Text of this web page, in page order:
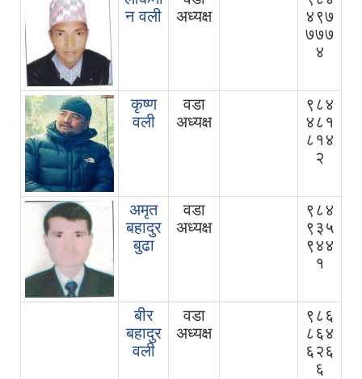
न वली
अध्यक्ष
४९७
७७७
४
कृष्ण
वली
वडा
अध्यक्ष
९८४
४८१
८१४
२
अमृत
बहादुर
बुढा
वडा
अध्यक्ष
९८४
९३५
९४४
१
बीर
बहादुर
वली
वडा
अध्यक्ष
९८६
८६४
६२६
६